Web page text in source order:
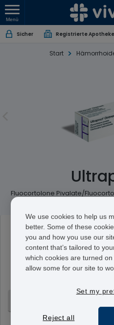
Menü
Sicher Registrierte Apotheke
Start
Fluocortolone Pivalate/
5%
Ultraproct Salbe enthält
0,95 mg
+ Ohne
We use cookies to help us
better. Some of these
you and how you use our
content that’s tailored to
which cookies are turned
allow some for our site to
Set my
Reject all